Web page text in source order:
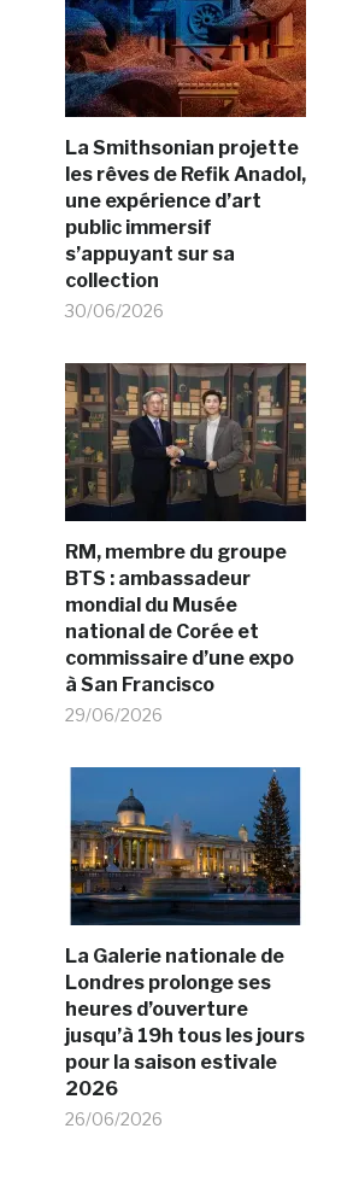
La Smithsonian projette
les rêves de Refik Anadol,
une expérience d’art
public immersif
s’appuyant sur sa
collection
30/06/2026
RM, membre du groupe
BTS : ambassadeur
mondial du Musée
national de Corée et
commissaire d’une expo
à San Francisco
29/06/2026
La Galerie nationale de
Londres prolonge ses
heures d’ouverture
jusqu’à 19h tous les jours
pour la saison estivale
2026
26/06/2026